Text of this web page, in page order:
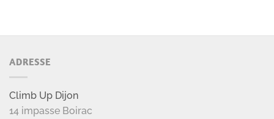
ADRESSE
Climb Up Dijon
14 impasse Boirac